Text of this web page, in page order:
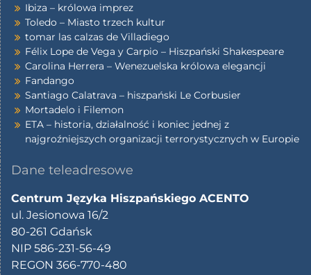
Ibiza – królowa imprez
Toledo – Miasto trzech kultur
tomar las calzas de Villadiego
Félix Lope de Vega y Carpio – Hiszpański Shakespeare
Carolina Herrera – Wenezuelska królowa elegancji
Fandango
Santiago Calatrava – hiszpański Le Corbusier
Mortadelo i Filemon
ETA – historia, działalność i koniec jednej z
najgroźniejszych organizacji terrorystycznych w Europie
Dane teleadresowe
Centrum Języka Hiszpańskiego ACENTO
ul. Jesionowa 16/2
80-261 Gdańsk
NIP 586-231-56-49
REGON 366-770-480